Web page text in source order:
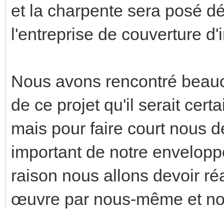
et la charpente sera posé
l'entreprise de couverture
Nous avons rencontré
de ce projet qu'il serait
mais pour faire court nous
important de notre
raison nous allons devoir
œuvre par nous-même et